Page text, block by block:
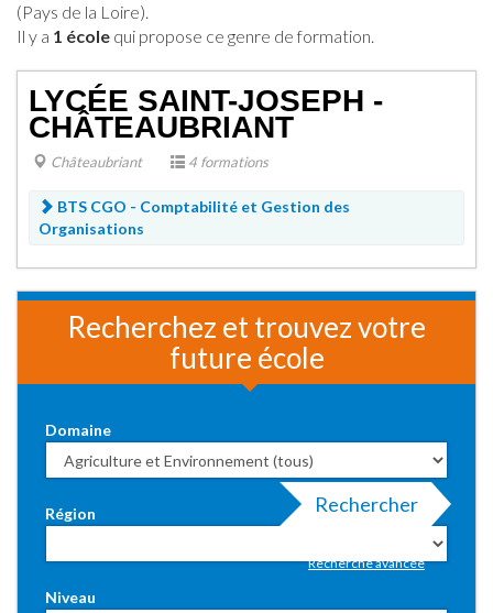
(Pays de la Loire).
Il y a 1 école qui propose ce genre de formation.
LYCÉE SAINT-JOSEPH -
CHÂTEAUBRIANT
Châteaubriant 4 formations
BTS CGO - Comptabilité et Gestion des
Organisations
Recherchez et trouvez votre
future école
Domaine
Région
Niveau
Rechercher
Recherche avancée